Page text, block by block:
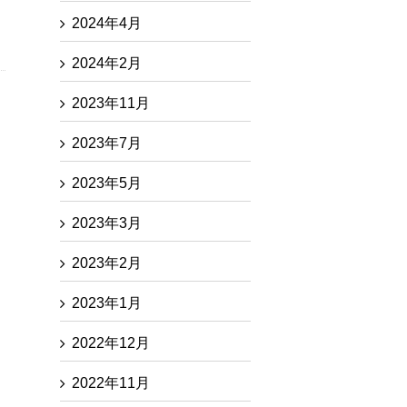
2024年4月
2024年2月
2023年11月
2023年7月
2023年5月
2023年3月
2023年2月
2023年1月
2022年12月
2022年11月